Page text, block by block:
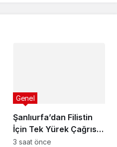
Şanlıurfa’dan Filistin
İçin Tek Yürek Çağrısı:
Destek Konvoyu Yarın
Genel
3 saat önce